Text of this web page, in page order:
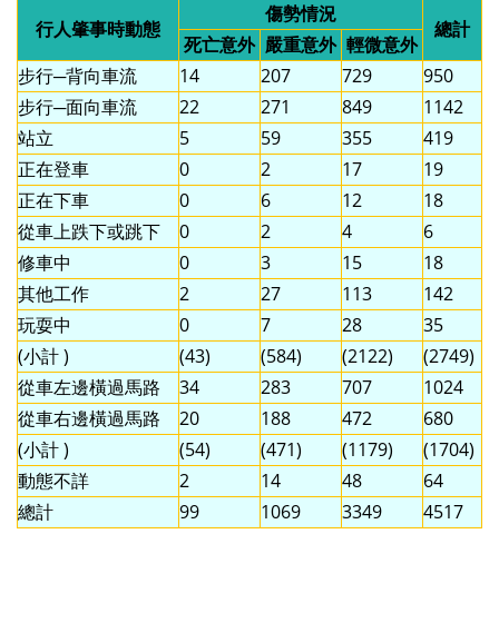
行人肇事時動態
傷勢情況
總計
死亡意外 嚴重意外 輕微意外
步行─背向車流
14 207 729
950
步行─面向車流
22 271 849
1142
站立
5 59 355
419
正在登車
0 2 17
19
正在下車
0 6 12
18
從車上跌下或跳下
0 2 4
6
修車中
0 3 15
18
其他工作
2 27 113
142
玩耍中
0 7 28
35
(小計 )
(43) (584) (2122)
(2749)
從車左邊橫過馬路
34 283 707
1024
從車右邊橫過馬路
20 188 472
680
(小計 )
(54) (471) (1179)
(1704)
動態不詳
2 14 48
64
總計
99 1069 3349 4517